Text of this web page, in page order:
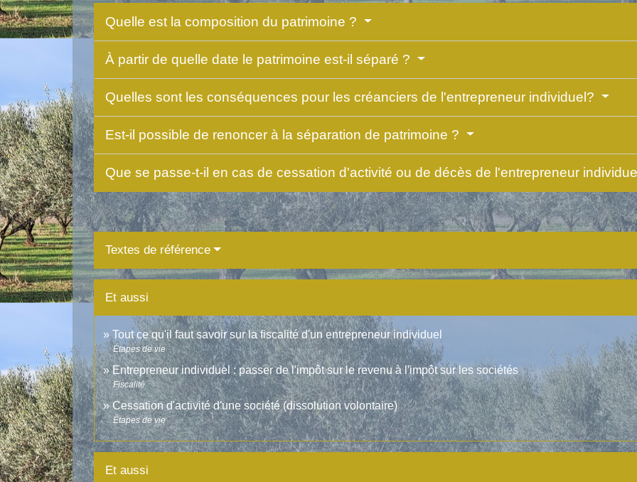
Quelle est la composition du patrimoine ?
À partir de quelle date le patrimoine est-il séparé ?
Quelles sont les conséquences pour les créanciers de l'entrepreneur individuel?
Est-il possible de renoncer à la séparation de patrimoine ?
Que se passe-t-il en cas de cessation d'activité ou de décès de l'entrepreneur
Textes de référence
Et aussi
Tout ce qu'il faut savoir sur la fiscalité d'un entrepreneur individuel
Étapes de vie
Entrepreneur individuel : passer de l'impôt sur le revenu à l'impôt sur les sociétés
Fiscalité
Cessation d'activité d'une société (dissolution volontaire)
Étapes de vie
Et aussi